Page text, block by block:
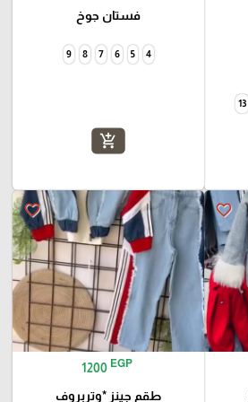
13
فستان جوخ
4
5
6
7
8
9
add_shopping_cart
favorite_border
favorite_border
1200 EGP
طقم جينز *وتربروف